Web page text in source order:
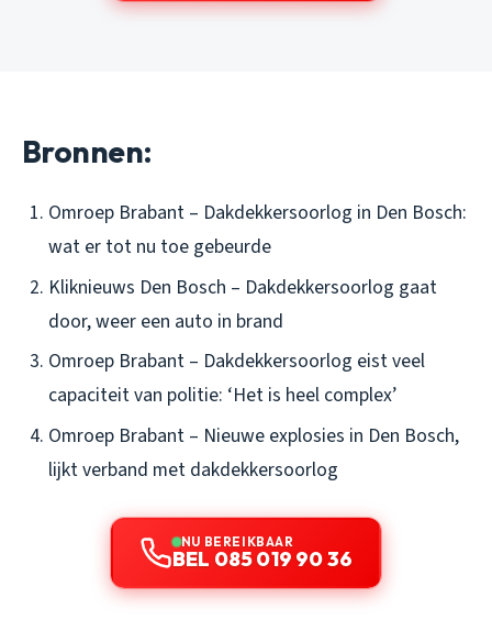
Bronnen:
Omroep Brabant – Dakdekkersoorlog in Den Bosch:
wat er tot nu toe gebeurde
Kliknieuws Den Bosch – Dakdekkersoorlog gaat
door, weer een auto in brand
Omroep Brabant – Dakdekkersoorlog eist veel
capaciteit van politie: ‘Het is heel complex’
Omroep Brabant – Nieuwe explosies in Den Bosch,
lijkt verband met dakdekkersoorlog
NU BEREIKBAAR
BEL 085 019 90 36